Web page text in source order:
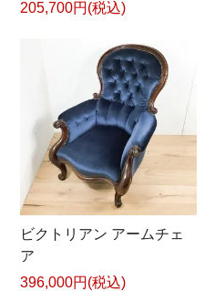
205,700円(税込)
ビクトリアン アームチェ
ア
396,000円(税込)